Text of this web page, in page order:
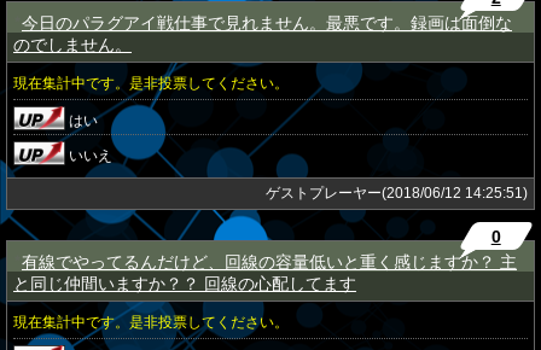
今日のパラグアイ戦仕事で見れません。最悪です。録画は面倒な
のでしません。
現在集計中です。是非投票してください。
はい
いいえ
ゲストプレーヤー(2018/06/12 14:25:51)
有線でやってるんだけど、回線の容量低いと重く感じますか？ 主
と同じ仲間いますか？？ 回線の心配してます
0
現在集計中です。是非投票してください。